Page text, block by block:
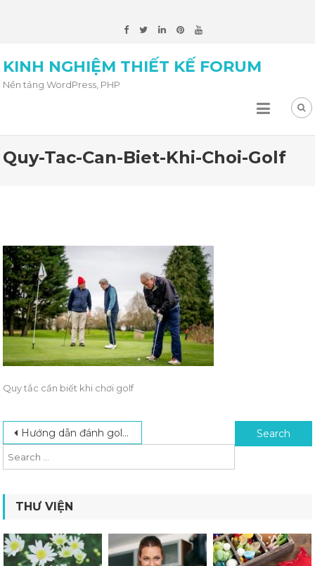
KINH NGHIỆM THIẾT KẾ FORUM
Nền tảng WordPress, PHP
Quy-Tac-Can-Biet-Khi-Choi-Golf
Quy tắc cần biết khi chơi golf
Post navigation
Hướng dẫn đánh golf cơ bản cho người mới bắt đầu Search for:
THƯ VIỆN